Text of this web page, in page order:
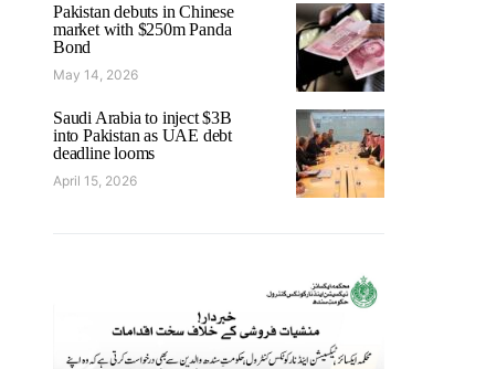
Pakistan debuts in Chinese
market with $250m Panda
Bond
May 14, 2026
Saudi Arabia to inject $3B
into Pakistan as UAE debt
deadline looms
April 15, 2026